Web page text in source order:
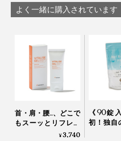
アームピローとしても使いや
ることに気づきづらい手首ま
働者が見つけた伝統
的ヒーリング「チェ
チュラ
造の労働
た伝統的
イナチュ
よく一緒に購入されています
首・肩・腰…、どこで
もスーッとリフレッ
シュする「バイタラ
¥3,740
《90錠
初！独自
イクロ